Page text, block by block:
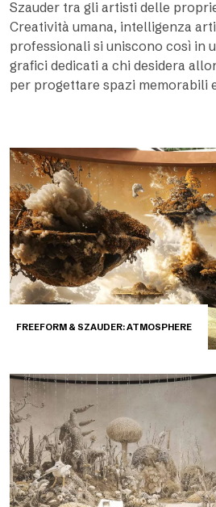
Szauder tra gli artisti delle
Creatività umana, intelligenza
professionali si uniscono così in
grafici dedicati a chi desidera
per progettare spazi memorabili
FREEFORM & SZAUDER: ATMOSPHERE